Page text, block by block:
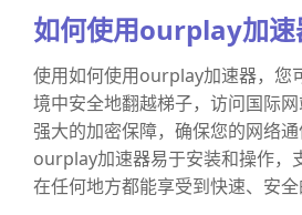
如何使用ourplay加速
使用如何使用ourplay加速器，您
境中安全地翻越梯子，访问国际
强大的加密保障，确保您的网络
ourplay加速器易于安装和操作，
在任何地方都能享受到快速、安全